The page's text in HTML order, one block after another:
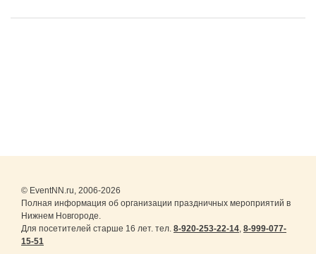
© EventNN.ru, 2006-2026
Полная информация об организации праздничных мероприятий в
Нижнем Новгороде.
Для посетителей старше 16 лет. тел. 8-920-253-22-14, 8-999-077-
15-51